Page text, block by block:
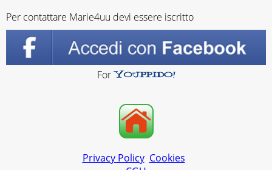
Per contattare Marie4uu devi essere iscritto
For
Privacy Policy Cookies